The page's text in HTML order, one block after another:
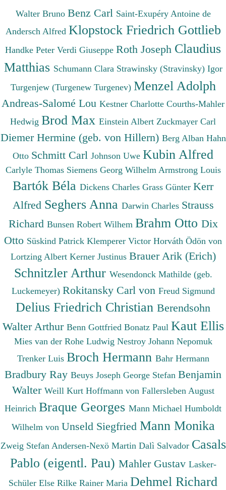
Walter Bruno Benz Carl Saint-Exupéry Antoine de
Andersch Alfred Klopstock Friedrich Gottlieb
Handke Peter Verdi Giuseppe Roth Joseph Claudius
Matthias Schumann Clara Strawinsky (Stravinsky) Igor
Turgenjew (Turgenew Turgenev) Menzel Adolph
Andreas-Salomé Lou Kestner Charlotte Courths-Mahler
Hedwig Brod Max Einstein Albert Zuckmayer Carl
Diemer Hermine (geb. von Hillern) Berg Alban Hahn
Otto Schmitt Carl Johnson Uwe Kubin Alfred
Carlyle Thomas Siemens Georg Wilhelm Armstrong Louis
Bartók Béla Dickens Charles Grass Günter Kerr
Alfred Seghers Anna Darwin Charles Strauss
Richard Bunsen Robert Wilhem Brahm Otto Dix
Otto Süskind Patrick Klemperer Victor Horváth Ödön von
Lortzing Albert Kerner Justinus Brauer Arik (Erich)
Schnitzler Arthur Wesendonck Mathilde (geb.
Luckemeyer) Rokitansky Carl von Freud Sigmund
Delius Friedrich Christian Berendsohn
Walter Arthur Benn Gottfried Bonatz Paul Kaut Ellis
Mies van der Rohe Ludwig Nestroy Johann Nepomuk
Trenker Luis Broch Hermann Bahr Hermann
Bradbury Ray Beuys Joseph George Stefan Benjamin
Walter Weill Kurt Hoffmann von Fallersleben August
Heinrich Braque Georges Mann Michael Humboldt
Wilhelm von Unseld Siegfried Mann Monika
Zweig Stefan Andersen-Nexö Martin Dalì Salvador Casals
Pablo (eigentl. Pau) Mahler Gustav Lasker-
Schüler Else Rilke Rainer Maria Dehmel Richard